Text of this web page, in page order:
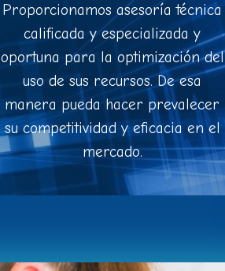
Proporcionamos asesoría técnica
calificada y especializada y
oportuna para la optimización del
uso de sus recursos. De esa
manera pueda hacer prevalecer
su competitividad y eficacia en el
mercado.